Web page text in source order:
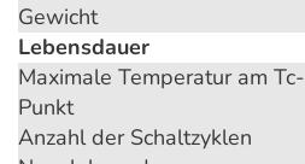
Gewicht
Lebensdauer
Maximale Temperatur am Tc-
Punkt
Anzahl der Schaltzyklen